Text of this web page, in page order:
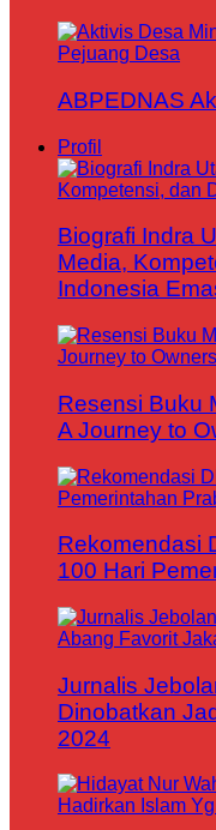
ABPEDNAS
Profil
Biografi Indra
Media,
Indonesia
Resensi Buku
A Journey to
Rekomendasi
100 Hari
Jurnalis
Dinobatkan
2024